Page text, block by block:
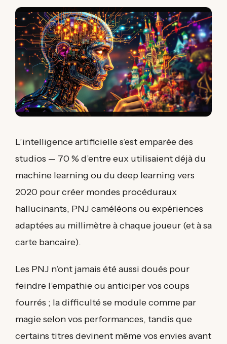
L’intelligence artificielle s’est emparée des
studios — 70 % d’entre eux utilisaient déjà du
machine learning ou du deep learning vers
2020 pour créer mondes procéduraux
hallucinants, PNJ caméléons ou expériences
adaptées au millimètre à chaque joueur (et à sa
carte bancaire).
Les PNJ n’ont jamais été aussi doués pour
feindre l’empathie ou anticiper vos coups
fourrés ; la difficulté se module comme par
magie selon vos performances, tandis que
certains titres devinent même vos envies avant